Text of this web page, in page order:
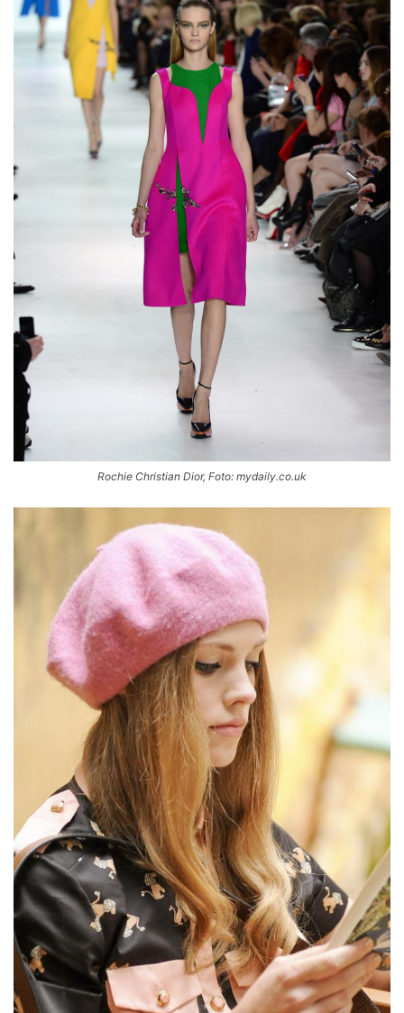
Rochie Christian Dior, Foto: mydaily.co.uk